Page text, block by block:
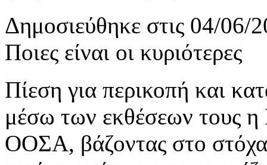
Δημοσιεύθηκε στις 04/06/
Ποιες είναι οι κυριότερες
Πίεση για περικοπή και
μέσω των εκθέσεων τους
ΟΟΣΑ, βάζοντας στο